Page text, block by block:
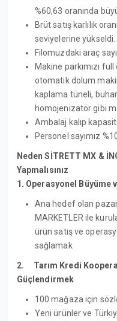
%60,63 oranında
Brüt satış karlılık
seviyelerine yükseldi.
Filomuzdaki araç
Makine parkımızı
otomatik dolum
kaplama tüneli,
homojenizatör gibi
Ambalaj kalıp
Personel sayımız
Neden SİTRETT MX &
Yapmalısınız
1. Operasyonel Büyüme
Ana hedef olan
MARKETLER ile
ürün satış ve
sağlamak
2. Tarım Kredi
Güçlendirmek
100 mağaza için
Yeni ürünler ve